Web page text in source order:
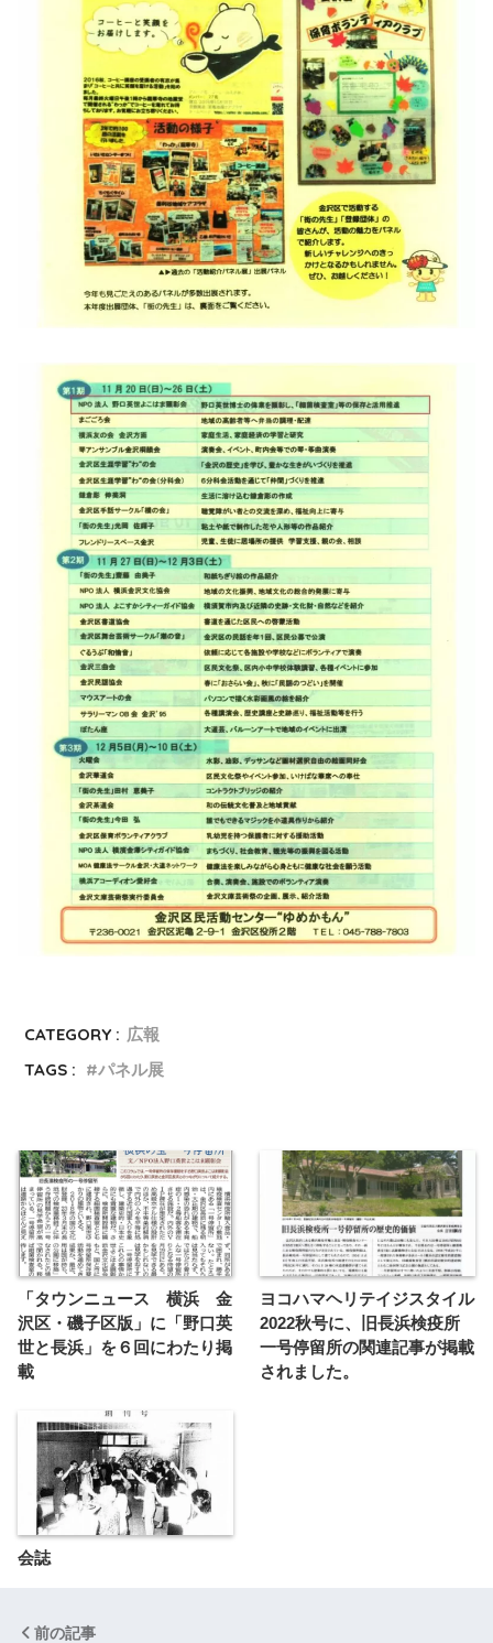
CATEGORY : 広報
TAGS :
パネル展
「タウンニュース 横浜 金
沢区・磯子区版」に「野口英
世と長浜」を６回にわたり掲
載
ヨコハマヘリテイジスタイル
2022秋号に、旧長浜検疫所
一号停留所の関連記事が掲載
されました。
会誌
前の記事